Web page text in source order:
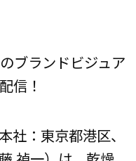
ブランドビジュア
信！
：東京都港区、